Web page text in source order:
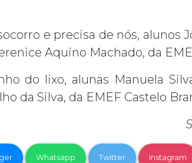
e precisa de nós, alunos
Aquino Machado, da
lixo, alunas Manuela
da Silva, da EMEF Castelo
Whatsapp Twitter Instagram